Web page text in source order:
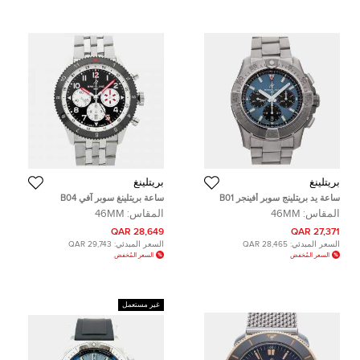
بريتلينغ
ساعة يد بريتلينج سوبر أفينجر B01
كرونوغراف EB0148101C1E1
أوتوماتيكية 46 ملم مستعملة
المقاس: 46MM
27,371 QAR
السعر المبدئي: 28,465 QAR
السعر المُخفض
بريتلينغ
ساعة بريتلينغ سوبر آفي B04
كرونوغراف GMT موسكيتو
YB04451A1B1A1 مستعملة
المقاس: 46MM
28,649 QAR
السعر المبدئي: 29,743 QAR
السعر المُخفض
غير مستعمل